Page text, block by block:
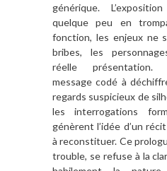
générique.
quelque peu en
fonction, les enjeux ne
bribes, les
réelle présentation.
message codé à
regards suspicieux de
les interrogations
génèrent l’idée d’un
à reconstituer. Ce
trouble, se refuse à la